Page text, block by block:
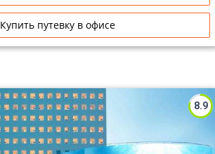
Купить путевку в офисе
8.9